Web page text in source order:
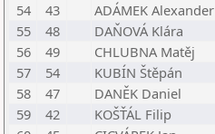
54
43 ADÁMEK Alexander
55
48 DAŇOVÁ Klára
56
49 CHLUBNA Matěj
57
54 KUBÍN Štěpán
58
47 DANĚK Daniel
59
42 KOŠŤÁL Filip